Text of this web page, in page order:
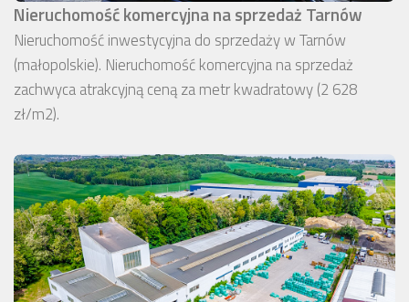
Nieruchomość komercyjna na sprzedaż Tarnów
Nieruchomość inwestycyjna do sprzedaży w Tarnów
(małopolskie). Nieruchomość komercyjna na sprzedaż
zachwyca atrakcyjną ceną za metr kwadratowy (2 628
zł/m2).